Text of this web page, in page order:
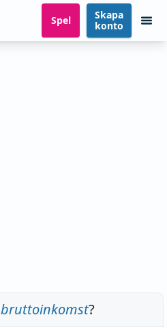
Spel
Skapa
konto
bruttoinkomst?